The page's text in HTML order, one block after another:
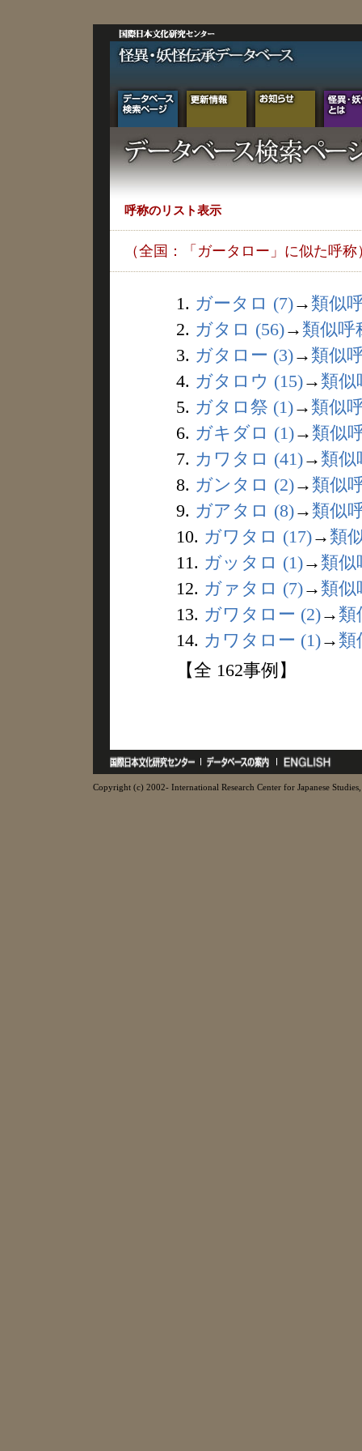
呼称のリスト表示
（全国：「ガータロー」に似た呼称
1. ガータロ (7)→ 類似
2. ガタロ (56)→ 類似呼
3. ガタロー (3)→ 類似
4. ガタロウ (15)→ 類似
5. ガタロ祭 (1)→ 類似
6. ガキダロ (1)→ 類似
7. カワタロ (41)→ 類似
8. ガンタロ (2)→ 類似
9. ガアタロ (8)→ 類似
10. ガワタロ (17)→ 類
11. ガッタロ (1)→ 類似
12. ガァタロ (7)→ 類似
13. ガワタロー (2)→ 類
14. カワタロー (1)→ 類
【全 162事例】
Copyright (c) 2002- International Research Center for Japanese